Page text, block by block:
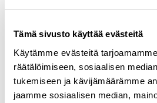
Tämä sivusto käyttää evästeitä
Käytämme evästeitä
räätälöimiseen, sosiaalisen
tukemiseen ja kävijämäärämme
jaamme sosiaalisen median,